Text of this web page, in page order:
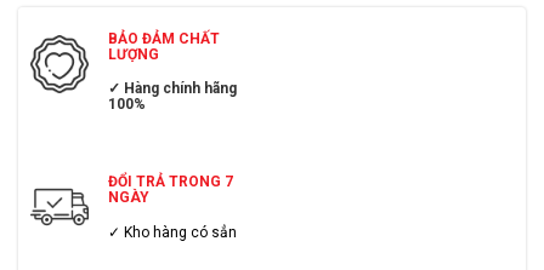
BẢO ĐẢM CHẤT
LƯỢNG
✓ Hàng chính hãng
100%
ĐỔI TRẢ TRONG 7
NGÀY
✓ Kho hàng có sẳn